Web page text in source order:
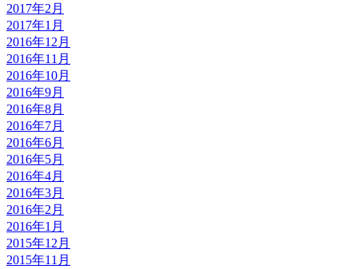
2017年2月
2017年1月
2016年12月
2016年11月
2016年10月
2016年9月
2016年8月
2016年7月
2016年6月
2016年5月
2016年4月
2016年3月
2016年2月
2016年1月
2015年12月
2015年11月